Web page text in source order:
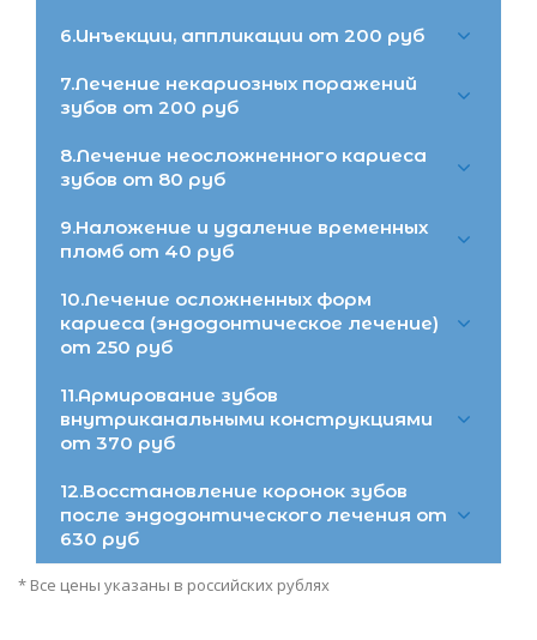
6.Инъекции, аппликации от 200 руб
7.Лечение некариозных поражений
зубов от 200 руб
8.Лечение неосложненного кариеса
зубов от 80 руб
9.Наложение и удаление временных
пломб от 40 руб
10.Лечение осложненных форм
кариеса (эндодонтическое лечение)
от 250 руб
11.Армирование зубов
внутриканальными конструкциями
от 370 руб
12.Восстановление коронок зубов
после эндодонтического лечения от
630 руб
* Все цены указаны в российских рублях